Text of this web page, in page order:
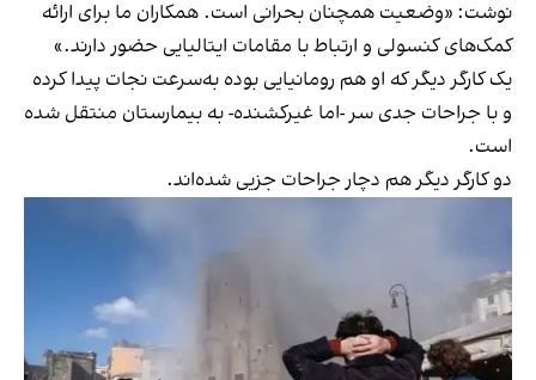
نوشت: «وضعیت همچنان بحرانی است. همکاران ما برای ارائه
کمک‌های کنسولی و ارتباط با مقامات ایتالیایی حضور دارند.»
یک کارگر دیگر که او هم رومانیایی بوده به‌سرعت نجات پیدا کرده
و با جراحات جدی سر -اما غیرکشنده- به بیمارستان منتقل شده
است.
دو کارگر دیگر هم دچار جراحات جزیی شده‌اند.